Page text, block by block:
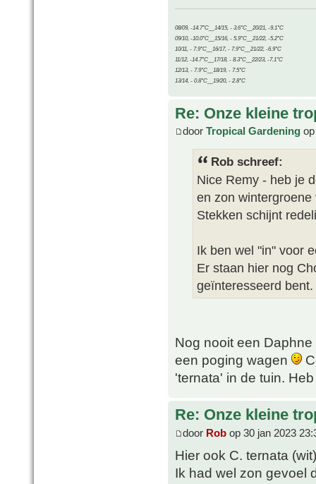
08/09, -14.7°C__14/15, - 3.6°C__20/21, -9.1°C
09/10, -10.0°C__15/16, - 5.9°C__21/22, -5.2°C
10/11, - 7.9°C__16/17, - 7.9°C__21/22, -6.9°C
11/12, -14.7°C__17/18, - 8.3°C__22/23, -7.1°C
12/13, - 7.9°C__18/19, - 7.5°C
13/14, - 0.8°C__19/20, - 2.8°C
Re: Onze kleine
door Tropical Gardening
Rob schreef:
Nice Remy - heb je
en zon
Stekken schijnt
Ik ben wel "in" voor
Er staan hier nog
geïnteresseerd bent.
Nog nooit een
een poging wagen
'ternata' in de tuin.
Re: Onze kleine
door Rob op 30 jan 2023
Hier ook C. ternata (wit)
Ik had wel zon gevoel